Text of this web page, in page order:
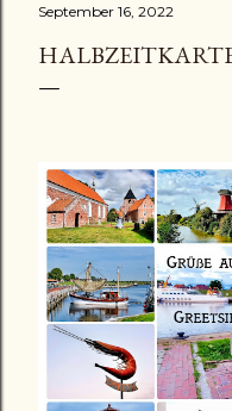
September 16, 2022